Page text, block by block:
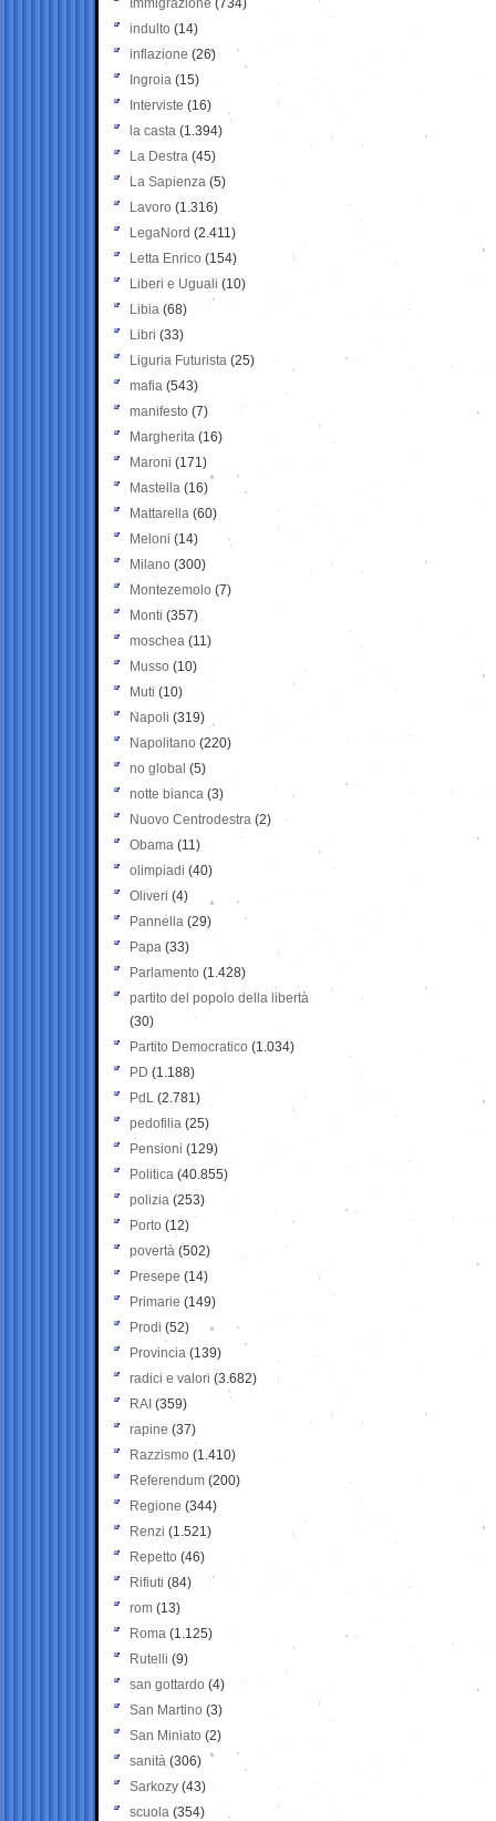
Immigrazione (734)
indulto (14)
inflazione (26)
Ingroia (15)
Interviste (16)
la casta (1.394)
La Destra (45)
La Sapienza (5)
Lavoro (1.316)
LegaNord (2.411)
Letta Enrico (154)
Liberi e Uguali (10)
Libia (68)
Libri (33)
Liguria Futurista (25)
mafia (543)
manifesto (7)
Margherita (16)
Maroni (171)
Mastella (16)
Mattarella (60)
Meloni (14)
Milano (300)
Montezemolo (7)
Monti (357)
moschea (11)
Musso (10)
Muti (10)
Napoli (319)
Napolitano (220)
no global (5)
notte bianca (3)
Nuovo Centrodestra (2)
Obama (11)
olimpiadi (40)
Oliveri (4)
Pannella (29)
Papa (33)
Parlamento (1.428)
partito del popolo della libertà
(30)
Partito Democratico (1.034)
PD (1.188)
PdL (2.781)
pedofilia (25)
Pensioni (129)
Politica (40.855)
polizia (253)
Porto (12)
povertà (502)
Presepe (14)
Primarie (149)
Prodi (52)
Provincia (139)
radici e valori (3.682)
RAI (359)
rapine (37)
Razzismo (1.410)
Referendum (200)
Regione (344)
Renzi (1.521)
Repetto (46)
Rifiuti (84)
rom (13)
Roma (1.125)
Rutelli (9)
san gottardo (4)
San Martino (3)
San Miniato (2)
sanità (306)
Sarkozy (43)
scuola (354)